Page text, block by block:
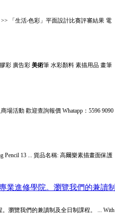
「生活‧色彩」平面設計比賽評審結果 電
彩 廣告彩 美術筆 水彩顏料 素描用品 畫筆
場活動 歡迎查詢報價 Whatapp：5596 9090
Pencil 13 ... 貨品名稱: 高爾樂素描畫面保護
業進修學院。瀏覽我們的兼讀制
瀏覽我們的兼讀制及全日制課程。 ... With